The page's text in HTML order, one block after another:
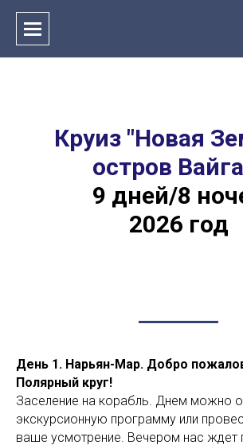
Круиз "Новая
остров
9 дней/8
2026 год
День 1. Нарьян-Мар. Добро
Полярный круг!
Заселение на корабль. Днем можно
экскурсионную программу или
ваше усмотрение. Вечером нас ждет